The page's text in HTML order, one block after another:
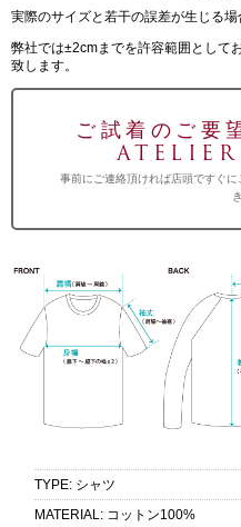
実際のサイズと若干の誤差が生じる場
弊社では±2cmまでを許容範囲として
致します。
ご試着のご
事前にご連絡頂ければ店頭ですぐ
TYPE: シャツ
MATERIAL: コットン100%